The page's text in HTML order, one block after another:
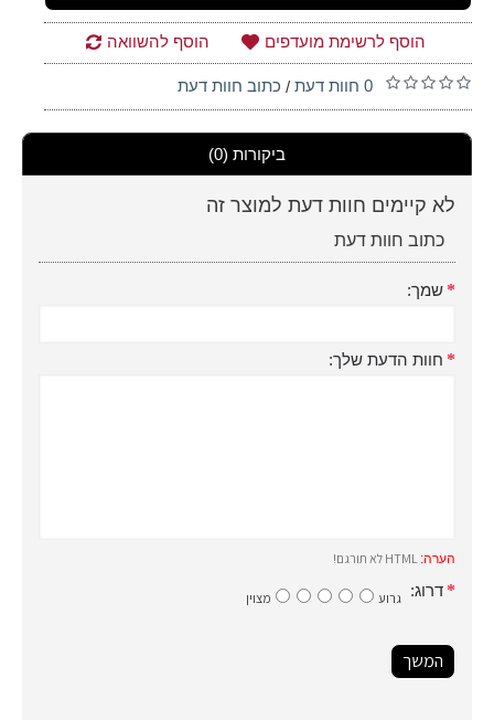
הוסף לרשימת מועדפים הוסף להשוואה
0 חוות דעת / כתוב חוות דעת
ביקורות (0)
לא קיימים חוות דעת למוצר זה
כתוב חוות דעת
שמך:
חוות הדעת שלך:
הערה:
דרוג: גרוע מצוין
המשך